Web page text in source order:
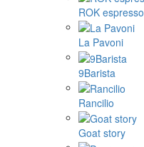
ROK espresso
La Pavoni
9Barista
Rancilio
Goat story